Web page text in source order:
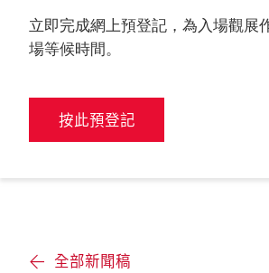
立即完成網上預登記，為入場觀展
場等候時間。
按此預登記
全部新聞稿